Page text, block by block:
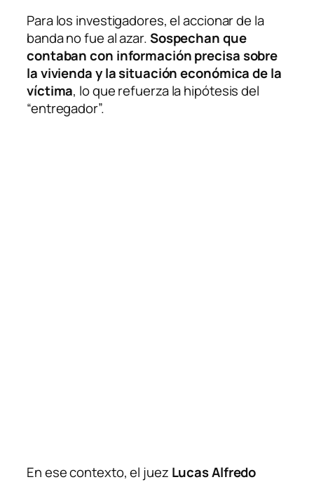
Para los investigadores, el accionar de la
banda no fue al azar.Sospechan que
contaban con información precisa sobre
la vivienda y la situación económica de la
víctima, lo que refuerza la hipótesis del
“entregador”.
En ese contexto, el juez Lucas Alfredo